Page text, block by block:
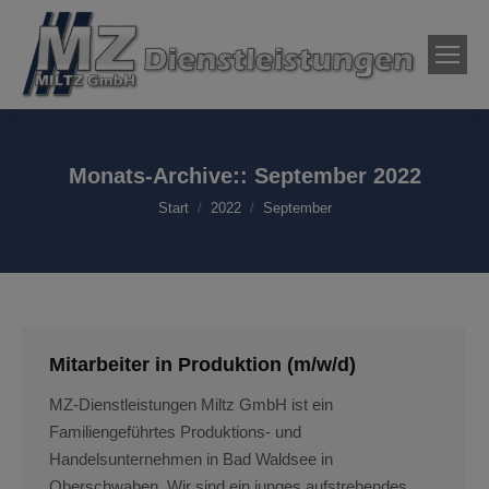
Monats-Archive:: September 2022
Sie befinden sich hier:
Start 2022 September
Mitarbeiter in Produktion (m/w/d)
MZ-Dienstleistungen Miltz GmbH ist ein
Familiengeführtes Produktions- und
Handelsunternehmen in Bad Waldsee in